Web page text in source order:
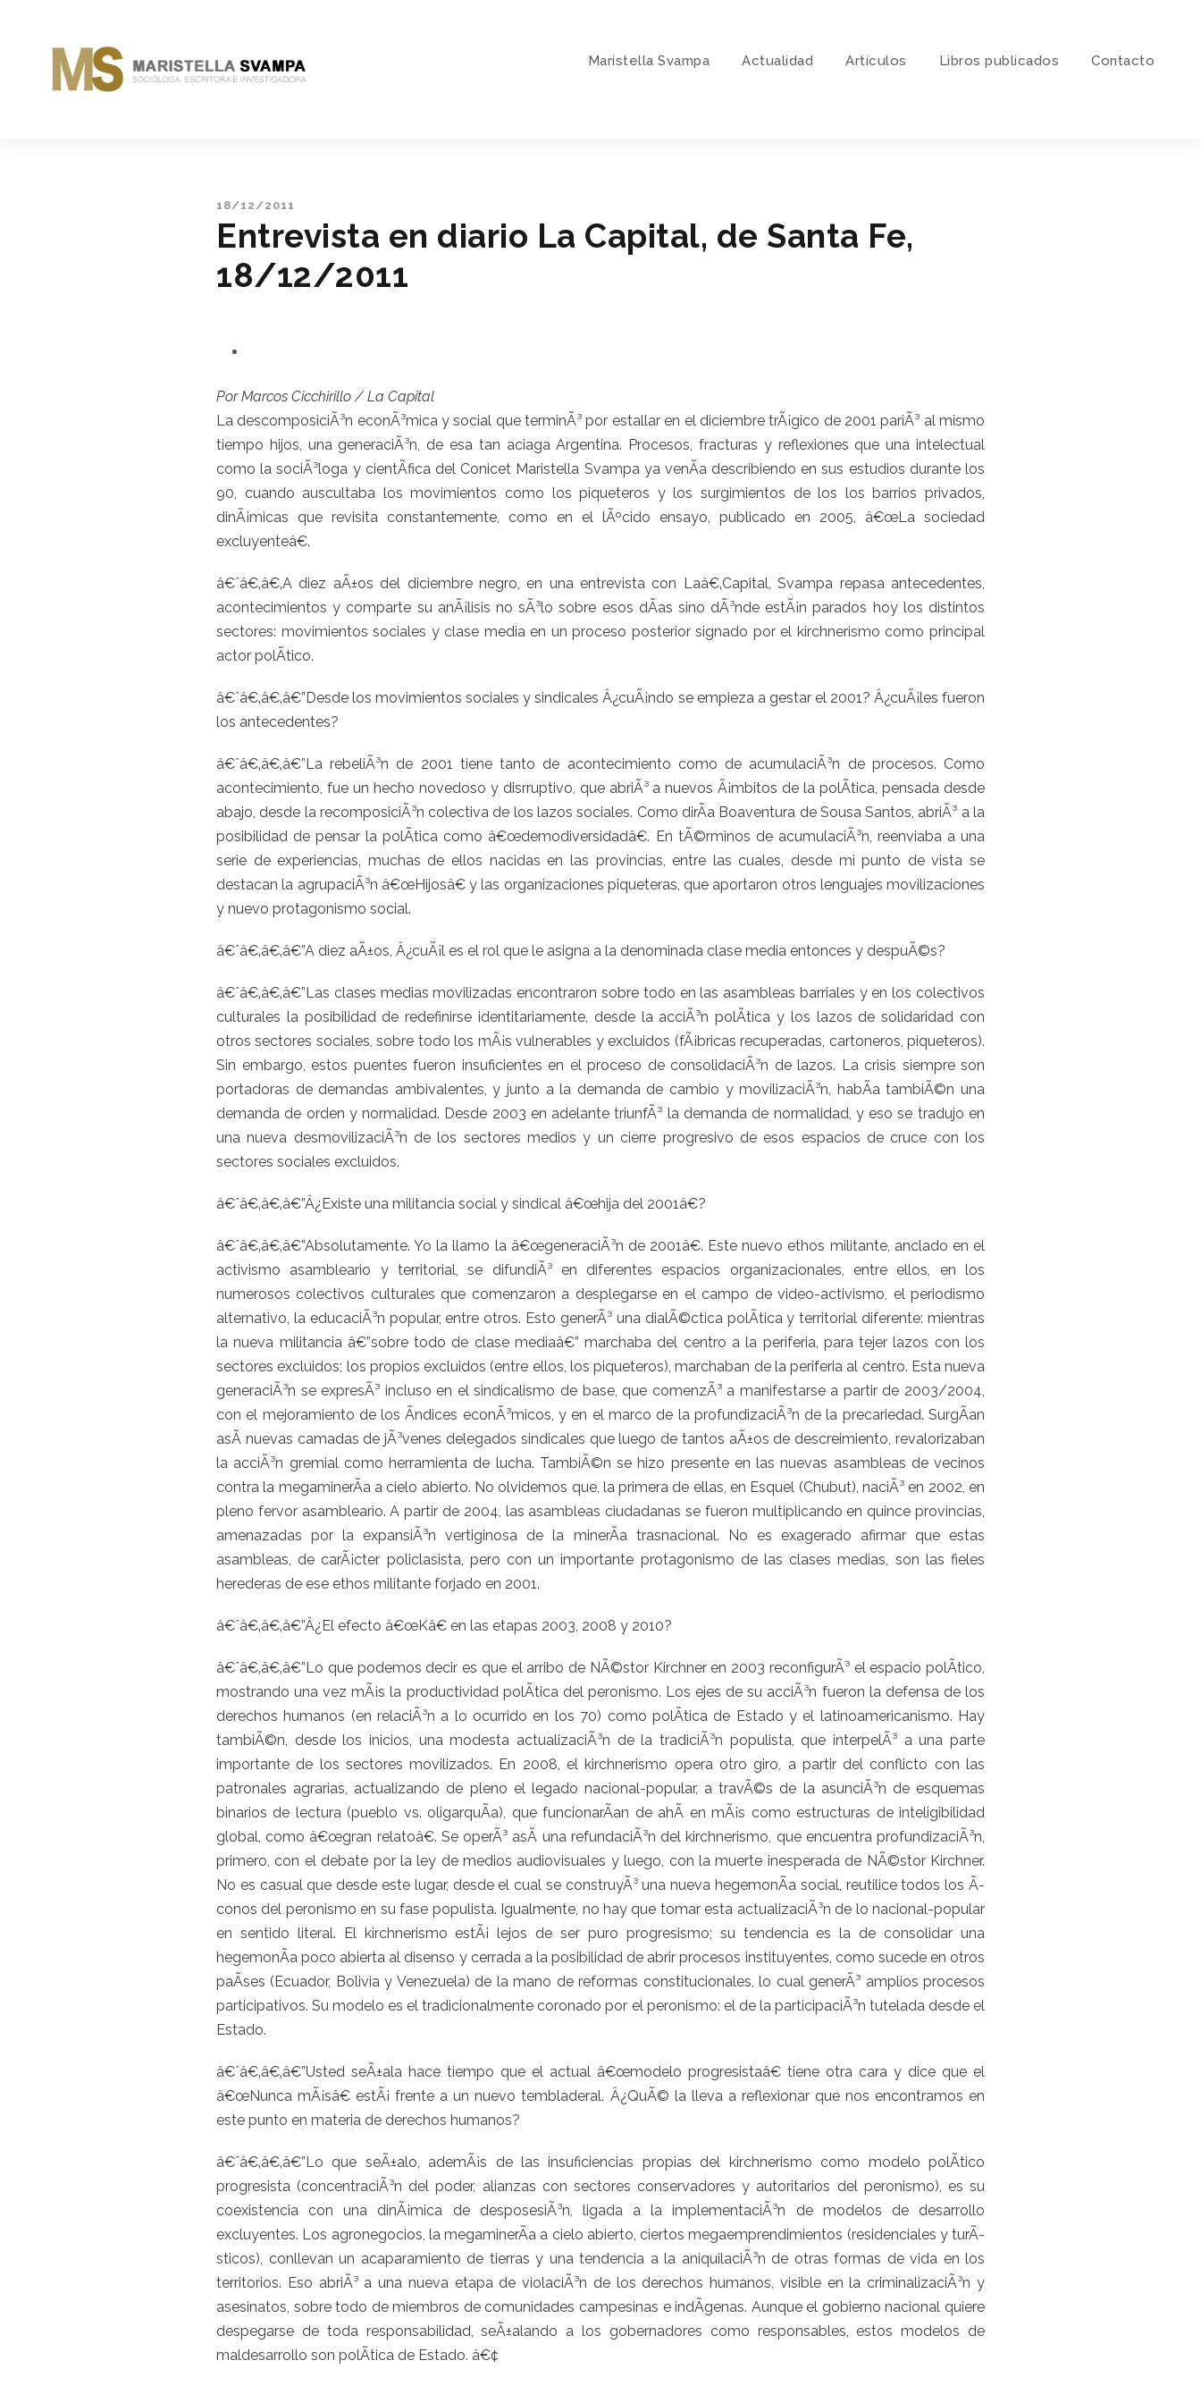
Maristella Svampa Actualidad Artí­culos Libros publicados Contacto
18/12/2011
Entrevista en diario La Capital, de Santa Fe,
18/12/2011
Por Marcos Cicchirillo / La Capital
La descomposiciÃ³n econÃ³mica y social que terminÃ³ por estallar en el diciembre trÃ¡gico de 2001 pariÃ³ al mismo
tiempo hijos, una generaciÃ³n, de esa tan aciaga Argentina. Procesos, fracturas y reflexiones que una intelectual
como la sociÃ³loga y cientÃ­fica del Conicet Maristella Svampa ya venÃ­a describiendo en sus estudios durante los
90, cuando auscultaba los movimientos como los piqueteros y los surgimientos de los los barrios privados,
dinÃ¡micas que revisita constantemente, como en el lÃºcido ensayo, publicado en 2005, â€œLa sociedad
excluyenteâ€.
â€ˆâ€‚â€‚A diez aÃ±os del diciembre negro, en una entrevista con Laâ€‚Capital, Svampa repasa antecedentes,
acontecimientos y comparte su anÃ¡lisis no sÃ³lo sobre esos dÃ­as sino dÃ³nde estÃ¡n parados hoy los distintos
sectores: movimientos sociales y clase media en un proceso posterior signado por el kirchnerismo como principal
actor polÃ­tico.
â€ˆâ€‚â€‚â€”Desde los movimientos sociales y sindicales Â¿cuÃ¡ndo se empieza a gestar el 2001? Â¿cuÃ¡les fueron
los antecedentes?
â€ˆâ€‚â€‚â€”La rebeliÃ³n de 2001 tiene tanto de acontecimiento como de acumulaciÃ³n de procesos. Como
acontecimiento, fue un hecho novedoso y disrruptivo, que abriÃ³ a nuevos Ã¡mbitos de la polÃ­tica, pensada desde
abajo, desde la recomposiciÃ³n colectiva de los lazos sociales. Como dirÃ­a Boaventura de Sousa Santos, abriÃ³ a la
posibilidad de pensar la polÃ­tica como â€œdemodiversidadâ€. En tÃ©rminos de acumulaciÃ³n, reenviaba a una
serie de experiencias, muchas de ellos nacidas en las provincias, entre las cuales, desde mi punto de vista se
destacan la agrupaciÃ³n â€œHijosâ€ y las organizaciones piqueteras, que aportaron otros lenguajes movilizaciones
y nuevo protagonismo social.
â€ˆâ€‚â€‚â€”A diez aÃ±os, Â¿cuÃ¡l es el rol que le asigna a la denominada clase media entonces y despuÃ©s?
â€ˆâ€‚â€‚â€”Las clases medias movilizadas encontraron sobre todo en las asambleas barriales y en los colectivos
culturales la posibilidad de redefinirse identitariamente, desde la acciÃ³n polÃ­tica y los lazos de solidaridad con
otros sectores sociales, sobre todo los mÃ¡s vulnerables y excluidos (fÃ¡bricas recuperadas, cartoneros, piqueteros).
Sin embargo, estos puentes fueron insuficientes en el proceso de consolidaciÃ³n de lazos. La crisis siempre son
portadoras de demandas ambivalentes, y junto a la demanda de cambio y movilizaciÃ³n, habÃ­a tambiÃ©n una
demanda de orden y normalidad. Desde 2003 en adelante triunfÃ³ la demanda de normalidad, y eso se tradujo en
una nueva desmovilizaciÃ³n de los sectores medios y un cierre progresivo de esos espacios de cruce con los
sectores sociales excluidos.
â€ˆâ€‚â€‚â€”Â¿Existe una militancia social y sindical â€œhija del 2001â€?
â€ˆâ€‚â€‚â€”Absolutamente. Yo la llamo la â€œgeneraciÃ³n de 2001â€. Este nuevo ethos militante, anclado en el
activismo asambleario y territorial, se difundiÃ³ en diferentes espacios organizacionales, entre ellos, en los
numerosos colectivos culturales que comenzaron a desplegarse en el campo de video-activismo, el periodismo
alternativo, la educaciÃ³n popular, entre otros. Esto generÃ³ una dialÃ©ctica polÃ­tica y territorial diferente: mientras
la nueva militancia â€”sobre todo de clase mediaâ€” marchaba del centro a la periferia, para tejer lazos con los
sectores excluidos; los propios excluidos (entre ellos, los piqueteros), marchaban de la periferia al centro. Esta nueva
generaciÃ³n se expresÃ³ incluso en el sindicalismo de base, que comenzÃ³ a manifestarse a partir de 2003/2004,
con el mejoramiento de los Ã­ndices econÃ³micos, y en el marco de la profundizaciÃ³n de la precariedad. SurgÃ­an
asÃ­ nuevas camadas de jÃ³venes delegados sindicales que luego de tantos aÃ±os de descreimiento, revalorizaban
la acciÃ³n gremial como herramienta de lucha. TambiÃ©n se hizo presente en las nuevas asambleas de vecinos
contra la megaminerÃ­a a cielo abierto. No olvidemos que, la primera de ellas, en Esquel (Chubut), naciÃ³ en 2002, en
pleno fervor asambleario. A partir de 2004, las asambleas ciudadanas se fueron multiplicando en quince provincias,
amenazadas por la expansiÃ³n vertiginosa de la minerÃ­a trasnacional. No es exagerado afirmar que estas
asambleas, de carÃ¡cter policlasista, pero con un importante protagonismo de las clases medias, son las fieles
herederas de ese ethos militante forjado en 2001.
â€ˆâ€‚â€‚â€”Â¿El efecto â€œKâ€ en las etapas 2003, 2008 y 2010?
â€ˆâ€‚â€‚â€”Lo que podemos decir es que el arribo de NÃ©stor Kirchner en 2003 reconfigurÃ³ el espacio polÃ­tico,
mostrando una vez mÃ¡s la productividad polÃ­tica del peronismo. Los ejes de su acciÃ³n fueron la defensa de los
derechos humanos (en relaciÃ³n a lo ocurrido en los 70) como polÃ­tica de Estado y el latinoamericanismo. Hay
tambiÃ©n, desde los inicios, una modesta actualizaciÃ³n de la tradiciÃ³n populista, que interpelÃ³ a una parte
importante de los sectores movilizados. En 2008, el kirchnerismo opera otro giro, a partir del conflicto con las
patronales agrarias, actualizando de pleno el legado nacional-popular, a travÃ©s de la asunciÃ³n de esquemas
binarios de lectura (pueblo vs. oligarquÃ­a), que funcionarÃ­an de ahÃ­ en mÃ¡s como estructuras de inteligibilidad
global, como â€œgran relatoâ€. Se operÃ³ asÃ­ una refundaciÃ³n del kirchnerismo, que encuentra profundizaciÃ³n,
primero, con el debate por la ley de medios audiovisuales y luego, con la muerte inesperada de NÃ©stor Kirchner.
No es casual que desde este lugar, desde el cual se construyÃ³ una nueva hegemonÃ­a social, reutilice todos los Ã­
conos del peronismo en su fase populista. Igualmente, no hay que tomar esta actualizaciÃ³n de lo nacional-popular
en sentido literal. El kirchnerismo estÃ¡ lejos de ser puro progresismo; su tendencia es la de consolidar una
hegemonÃ­a poco abierta al disenso y cerrada a la posibilidad de abrir procesos instituyentes, como sucede en otros
paÃ­ses (Ecuador, Bolivia y Venezuela) de la mano de reformas constitucionales, lo cual generÃ³ amplios procesos
participativos. Su modelo es el tradicionalmente coronado por el peronismo: el de la participaciÃ³n tutelada desde el
Estado.
â€ˆâ€‚â€‚â€”Usted seÃ±ala hace tiempo que el actual â€œmodelo progresistaâ€ tiene otra cara y dice que el
â€œNunca mÃ¡sâ€ estÃ¡ frente a un nuevo tembladeral. Â¿QuÃ© la lleva a reflexionar que nos encontramos en
este punto en materia de derechos humanos?
â€ˆâ€‚â€‚â€”Lo que seÃ±alo, ademÃ¡s de las insuficiencias propias del kirchnerismo como modelo polÃ­tico
progresista (concentraciÃ³n del poder, alianzas con sectores conservadores y autoritarios del peronismo), es su
coexistencia con una dinÃ¡mica de desposesiÃ³n, ligada a la implementaciÃ³n de modelos de desarrollo
excluyentes. Los agronegocios, la megaminerÃ­a a cielo abierto, ciertos megaemprendimientos (residenciales y turÃ­
sticos), conllevan un acaparamiento de tierras y una tendencia a la aniquilaciÃ³n de otras formas de vida en los
territorios. Eso abriÃ³ a una nueva etapa de violaciÃ³n de los derechos humanos, visible en la criminalizaciÃ³n y
asesinatos, sobre todo de miembros de comunidades campesinas e indÃ­genas. Aunque el gobierno nacional quiere
despegarse de toda responsabilidad, seÃ±alando a los gobernadores como responsables, estos modelos de
maldesarrollo son polÃ­tica de Estado. â€¢